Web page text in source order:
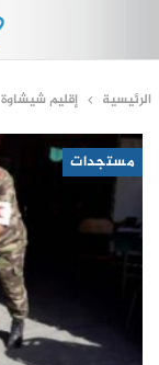
الرئيسية إقليم شيشاوة
مستجدات